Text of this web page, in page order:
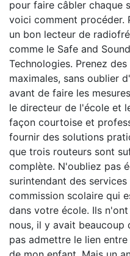
pour faire câbler chaque
voici comment procéder.
un bon lecteur de
comme le Safe and
Technologies. Prenez
maximales, sans oublier
avant de faire les
le directeur de l'école et
façon courtoise et
fournir des solutions
que trois routeurs sont
complète. N'oubliez pas
surintendant des
commission scolaire qui
dans votre école. Ils
nous, il y avait beaucoup
pas admettre le lien